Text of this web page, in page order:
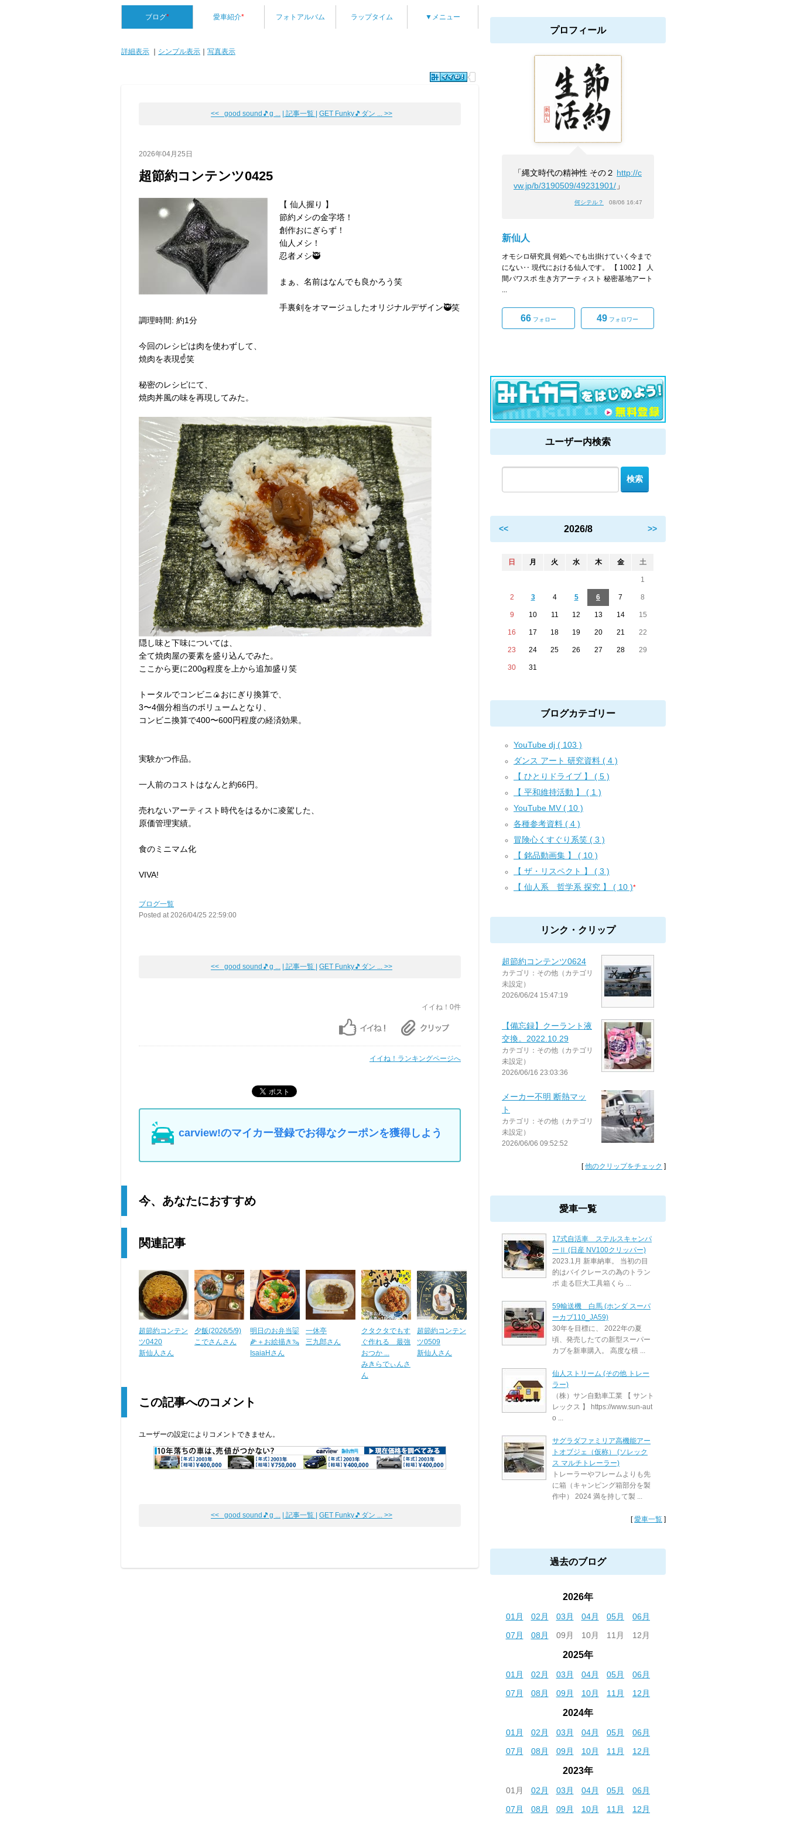
ブログ* 愛車紹介* フォトアルバム ラップタイム ▼メニュー
詳細表示 シンプル表示 写真表示
<< good sound🎵g ... | 記事一覧 | GET Funky🎵ダン ... >>
2026年04月25日
超節約コンテンツ0425
【 仙人握り 】
節約メシの金字塔！
創作おにぎらず！
仙人メシ！
忍者メシ🥷
まぁ、名前はなんでも良かろう笑
手裏剣をオマージュしたオリジナルデザイン🥷笑
調理時間: 約1分
今回のレシピは肉を使わずして、
焼肉を表現☝️笑
秘密のレシピにて、
焼肉丼風の味を再現してみた。
隠し味と下味については、
全て焼肉屋の要素を盛り込んでみた。
ここから更に200g程度を上から追加盛り笑
トータルでコンビニ🍙おにぎり換算で、
3〜4個分相当のボリュームとなり、
コンビニ換算で400〜600円程度の経済効果。
実験かつ作品。
一人前のコストはなんと約66円。
売れないアーティスト時代をはるかに凌駕した、
原価管理実績。
食のミニマム化
VIVA!
ブログ一覧
Posted at 2026/04/25 22:59:00
<< good sound🎵g ... | 記事一覧 | GET Funky🎵ダン ... >>
イイね！0件
イイね！ランキングページへ
carview!のマイカー登録でお得なクーポンを獲得しよう
今、あなたにおすすめ
関連記事
超節約コンテン
ツ0420
新仙人さん
夕飯(2026/5/9)
こでさんさん
明日のお弁当🐷
🌽＋お絵描き🦦
IsaiaHさん
一休亭
三九郎さん
クタクタでもす
ぐ作れる 最強
おつか ...
みきらでぃんさ
ん
超節約コンテン
ツ0509
新仙人さん
この記事へのコメント
ユーザーの設定によりコメントできません。
<< good sound🎵g ... | 記事一覧 | GET Funky🎵ダン ... >>
プロフィール
「縄文時代の精神性 その２ http://c
vw.jp/b/3190509/49231901/ 」
何シテル？ 08/06 16:47
新仙人
オモシロ研究員 何処へでも出掛けていく今まで
にない‥ 現代における仙人です。 【 1002 】 人
間パワスポ 生き方アーティスト 秘密基地アート
...
66 フォロー 49 フォロワー
ユーザー内検索
<< 2026/8 >>
日 月 火 水 木 金 土
1
2 3 4 5 6 7 8
9 10 11 12 13 14 15
16 17 18 19 20 21 22
23 24 25 26 27 28 29
30 31
ブログカテゴリー
YouTube dj ( 103 )
ダンス アート 研究資料 ( 4 )
【 ひとりドライブ 】 ( 5 )
【 平和維持活動 】 ( 1 )
YouTube MV ( 10 )
各種参考資料 ( 4 )
冒険心くすぐり系笑 ( 3 )
【 銘品動画集 】 ( 10 )
【 ザ・リスペクト 】 ( 3 )
【 仙人系 哲学系 探究 】 ( 10 )*
リンク・クリップ
超節約コンテンツ0624
カテゴリ：その他（カテゴリ
未設定）
2026/06/24 15:47:19
【備忘録】クーラント液
交換。2022.10.29
カテゴリ：その他（カテゴリ
未設定）
2026/06/16 23:03:36
メーカー不明 断熱マッ
ト
カテゴリ：その他（カテゴリ
未設定）
2026/06/06 09:52:52
[他のクリップをチェック ]
愛車一覧
17式自活車 ステルスキャンパ
ーⅡ (日産 NV100クリッパー)
2023.1月 新車納車。 当初の目
的はバイクレースの為のトラン
ポ 走る巨大工具箱くら ...
59輸送機 白馬 (ホンダ スーパ
ーカブ110_JA59)
30年を目標に、 2022年の夏
頃、発売したての新型スーパー
カブを新車購入。 高度な積 ...
仙人ストリーム (その他 トレー
ラー)
（株）サン自動車工業 【 サント
レックス 】 https://www.sun-aut
o ...
サグラダファミリア高機能アー
トオブジェ（仮称） (ソレック
ス マルチトレーラー)
トレーラーやフレームよりも先
に箱（キャンピング箱部分を製
作中） 2024 満を持して製 ...
[愛車一覧 ]
過去のブログ
2026年
01月 02月 03月 04月 05月
06月
07月
08月 09月 10月 11月 12月
2025年
01月 02月 03月 04月 05月
06月
07月
08月 09月 10月 11月 12月
2024年
01月 02月 03月 04月 05月
06月
07月
08月 09月 10月 11月 12月
2023年
01月 02月 03月 04月 05月
06月
07月
08月 09月 10月 11月 12月